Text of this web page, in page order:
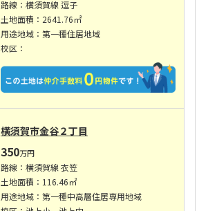
路線：横須賀線 逗子
土地面積：2641.76㎡
用途地域：第一種住居地域
校区：
横須賀市金谷２丁目
350万円
路線：横須賀線 衣笠
土地面積：116.46㎡
用途地域：第一種中高層住居専用地域